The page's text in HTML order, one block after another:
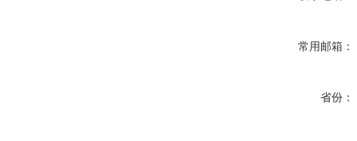
常用邮箱：
省份：